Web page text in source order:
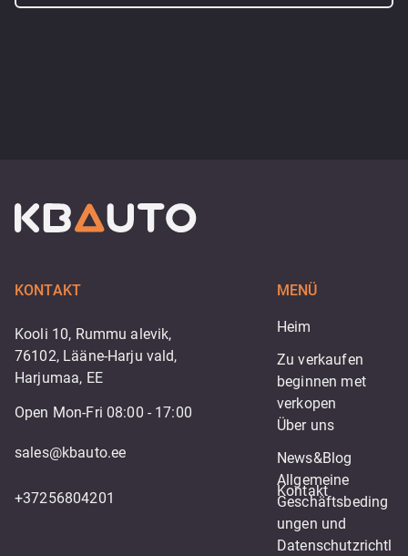
KONTAKT
Kooli 10, Rummu alevik,
76102, Lääne-Harju vald,
Harjumaa, EE
Open Mon-Fri 08:00 - 17:00
sales@kbauto.ee
+37256804201
MENÜ
Heim
Zu verkaufen
beginnen met
verkopen
Über uns
News&Blog
Kontakt
Allgemeine
Geschäftsbeding
ungen und
Datenschutzrichtl